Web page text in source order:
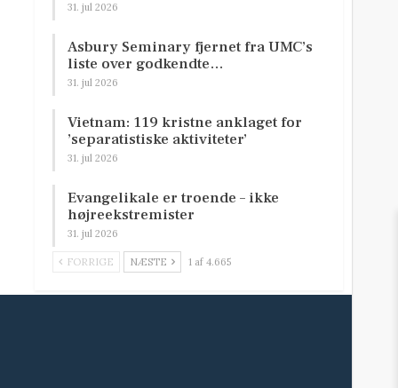
31. jul 2026
Asbury Seminary fjernet fra UMC’s
liste over godkendte…
31. jul 2026
Vietnam: 119 kristne anklaget for
’separatistiske aktiviteter’
31. jul 2026
Evangelikale er troende – ikke
højreekstremister
31. jul 2026
FORRIGE NÆSTE 1 af 4.665